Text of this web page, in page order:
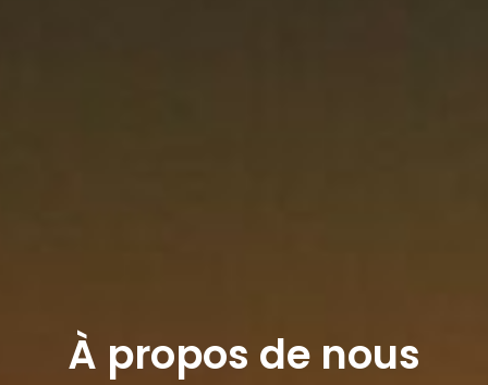
À propos de nous